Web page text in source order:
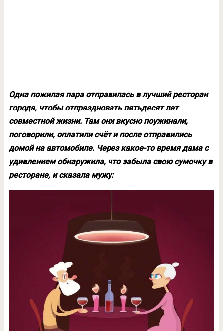
Одна пожилая пара отправилась в лучший ресторан
города, чтобы отпраздновать пятьдесят лет
совместной жизни. Там они вкусно поужинали,
поговорили, оплатили счёт и после отправились
домой на автомобиле. Через какое-то время дама с
удивлением обнаружила, что забыла свою сумочку в
ресторане, и сказала мужу: